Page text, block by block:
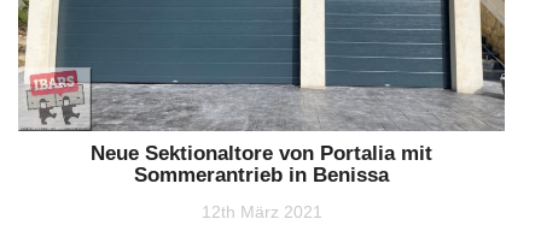
Neue Sektionaltore von Portalia mit
Sommerantrieb in Benissa
12th März 2021